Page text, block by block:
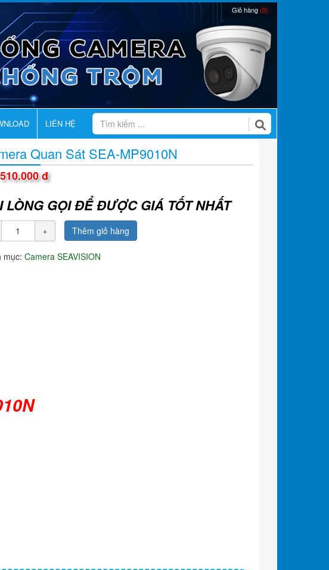
Giỏ hàng(0)
LIÊN HỆ
Quan Sát SEA-MP9010N
510.000 đ
LÒNG GỌI ĐỂ ĐƯỢC GIÁ TỐT NHẤT
Thêm giỏ hàng
mục: Camera SEAVISION